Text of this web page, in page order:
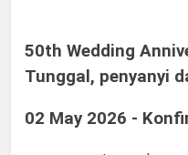
50th Wedding
Tunggal, penyanyi
02 May 2026 -